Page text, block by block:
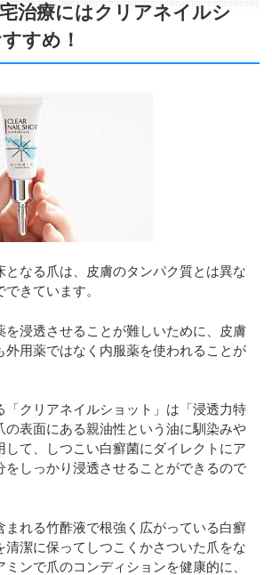
治療にはクリアネイルシ
すめ！
となる爪は、皮膚のタンパク質とは異な
きています。
を浸透させることが難しいために、皮膚
外用薬ではなく内服薬を使われることが
「クリアネイルショット」は「浸透力特
の表面にある親油性という油に馴染みや
して、しつこい白癬菌にダイレクトにア
をしっかり浸透させることができるので
まれる竹酢液で根強く広がっている白癬
清潔に保ってしつこくかさついた爪をな
ンで爪のコンディションを健康的に、